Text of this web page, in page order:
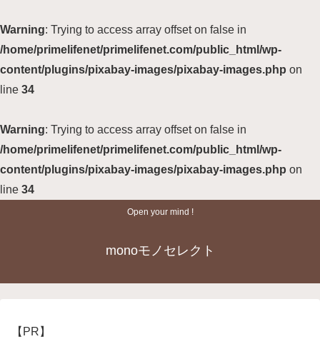
Warning: Trying to access array offset on false in
/home/primelifenet/primelifenet.com/public_html/wp-
content/plugins/pixabay-images/pixabay-images.php on
line 34
Warning: Trying to access array offset on false in
/home/primelifenet/primelifenet.com/public_html/wp-
content/plugins/pixabay-images/pixabay-images.php on
line 34
Open your mind !
monoモノセレクト
【PR】